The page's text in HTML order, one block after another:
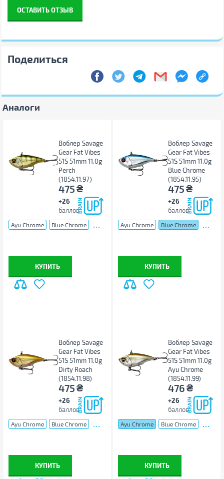
ОСТАВИТЬ ОТЗЫВ
Поделиться
Аналоги
Воблер Savage
Gear Fat Vibes
51S 51mm 11.0g
Perch
(1854.11.97)
475₴
+26
баллов
Ayu Chrome Blue Chrome ...
КУПИТЬ
Воблер Savage
Gear Fat Vibes
51S 51mm 11.0g
Blue Chrome
(1854.11.95)
475₴
+26
баллов
Ayu Chrome Blue Chrome ...
КУПИТЬ
Воблер Savage
Gear Fat Vibes
51S 51mm 11.0g
Dirty Roach
(1854.11.98)
475₴
+26
баллов
Ayu Chrome Blue Chrome ...
КУПИТЬ
Воблер Savage
Gear Fat Vibes
51S 51mm 11.0g
Ayu Chrome
(1854.11.99)
476₴
+26
баллов
Ayu Chrome Blue Chrome ...
КУПИТЬ